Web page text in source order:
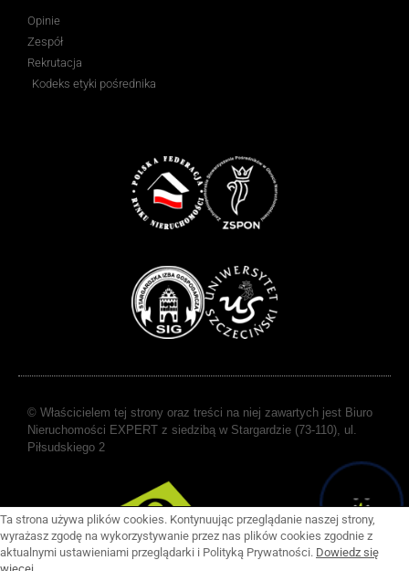
Opinie
Zespół
Rekrutacja
Kodeks etyki pośrednika
© Właścicielem tej strony oraz treści na niej zawartych jest Biuro
Nieruchomości EXPERT z siedzibą w Stargardzie (73-110), ul.
Piłsudskiego 2
Ta strona używa plików cookies. Kontynuując przeglądanie naszej strony,
wyrażasz zgodę na wykorzystywanie przez nas plików cookies zgodnie z
aktualnymi ustawieniami przeglądarki i Polityką Prywatności. Dowiedz się